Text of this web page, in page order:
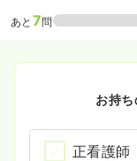
あと 7問
お持ち
正看護師